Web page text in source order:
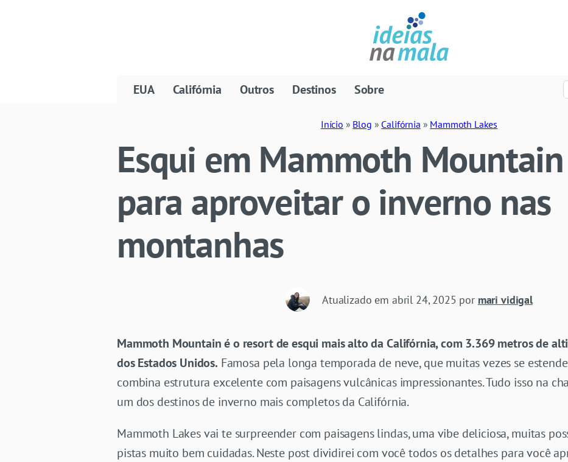
EUA Califórnia Outros Destinos Sobre
Início » Blog » Califórnia » Mammoth Lakes
Esqui em Mammoth
para aproveitar o inverno nas
montanhas
Atualizado em abril 24, 2025 por mari vidigal
Mammoth Mountain é o resort de esqui mais alto da Califórnia, com 3.369 metros de
dos Estados Unidos. Famosa pela longa temporada de neve, que muitas vezes se
combina estrutura excelente com paisagens vulcânicas impressionantes. Tudo isso na
um dos destinos de inverno mais completos da Califórnia.
Mammoth Lakes vai te surpreender com paisagens lindas, uma vibe deliciosa, muitas
pistas muito bem cuidadas. Neste post dividirei com você todos os detalhes para você